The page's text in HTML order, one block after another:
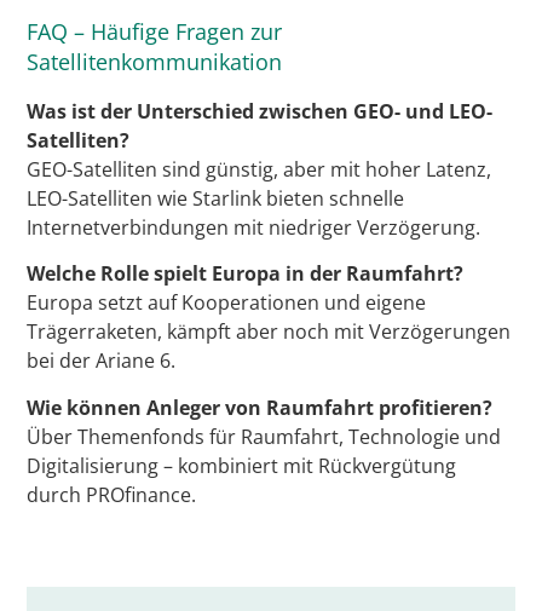
FAQ – Häufige Fragen zur
Satellitenkommunikation
Was ist der Unterschied zwischen GEO- und LEO-
Satelliten?
GEO-Satelliten sind günstig, aber mit hoher Latenz,
LEO-Satelliten wie Starlink bieten schnelle
Internetverbindungen mit niedriger Verzögerung.
Welche Rolle spielt Europa in der Raumfahrt?
Europa setzt auf Kooperationen und eigene
Trägerraketen, kämpft aber noch mit Verzögerungen
bei der Ariane 6.
Wie können Anleger von Raumfahrt profitieren?
Über Themenfonds für Raumfahrt, Technologie und
Digitalisierung – kombiniert mit Rückvergütung
durch PROfinance.